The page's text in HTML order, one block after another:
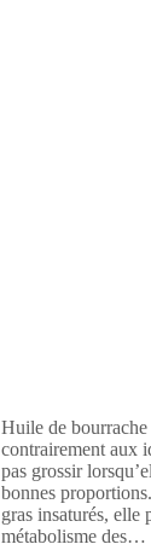
Huile de
contrairement aux
pas grossir
bonnes
gras insaturés, elle
métabolisme des…